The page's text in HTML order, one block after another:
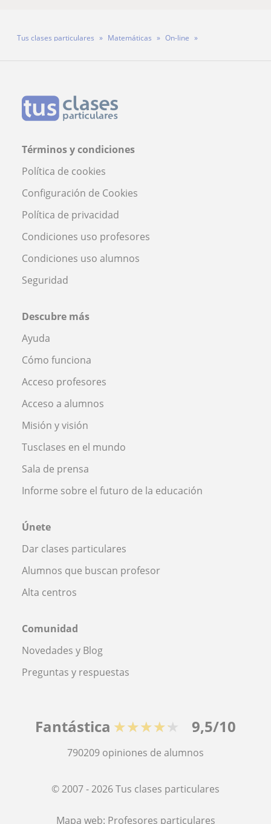
Tus clases particulares Matemáticas
On-line
Términos y condiciones
Política de cookies
Configuración de Cookies
Política de privacidad
Condiciones uso profesores
Condiciones uso alumnos
Seguridad
Descubre más
Ayuda
Cómo funciona
Acceso profesores
Acceso a alumnos
Misión y visión
Tusclases en el mundo
Sala de prensa
Informe sobre el futuro de la educación
Únete
Dar clases particulares
Alumnos que buscan profesor
Alta centros
Comunidad
Novedades y Blog
Preguntas y respuestas
Fantástica ★★★★★ 9,5/10
790209 opiniones de alumnos
© 2007 - 2026 Tus clases particulares
Mapa web: Profesores particulares